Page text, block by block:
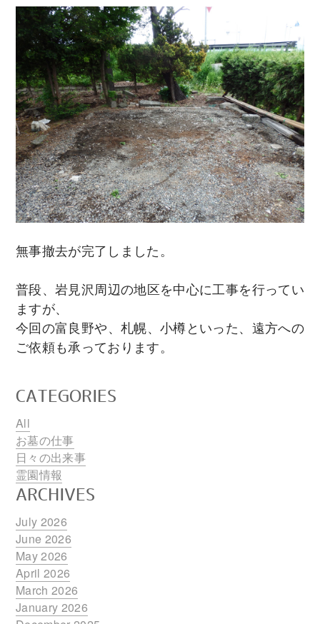
無事撤去が完了しました。
普段、岩見沢周辺の地区を中心に工事を行ってい
ますが、
今回の富良野や、札幌、小樽といった、遠方への
ご依頼も承っております。
CATEGORIES
All
お墓の仕事
日々の出来事
霊園情報
ARCHIVES
July 2026
June 2026
May 2026
April 2026
March 2026
January 2026